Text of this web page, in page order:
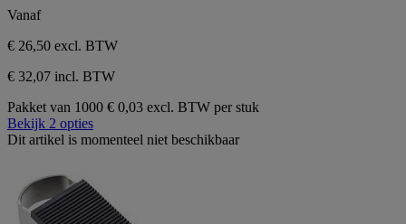
sterren.
1
beoordeling
Vanaf
€ 26,50 excl. BTW
€ 32,07 incl. BTW
Pakket van 1000 € 0,03 excl. BTW per stuk
Bekijk 2 opties
Dit artikel is momenteel niet beschikbaar